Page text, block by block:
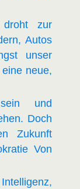
droht zur
Autos
unser
neue,
und
Doch
Zukunft
Von